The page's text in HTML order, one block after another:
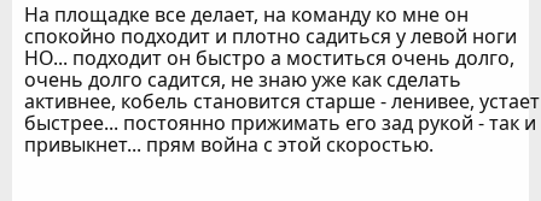
На площадке все делает, на команду ко мне он
спокойно подходит и плотно садиться у левой ноги
НО... подходит он быстро а моститься очень долго,
очень долго садится, не знаю уже как сделать
активнее, кобель становится старше - ленивее, устает
быстрее... постоянно прижимать его зад рукой - так и
привыкнет... прям война с этой скоростью.